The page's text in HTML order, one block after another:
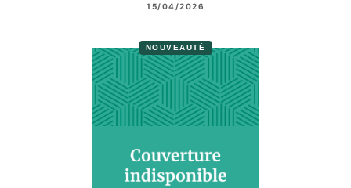
15/04/2026
NOUVEAUTÉ